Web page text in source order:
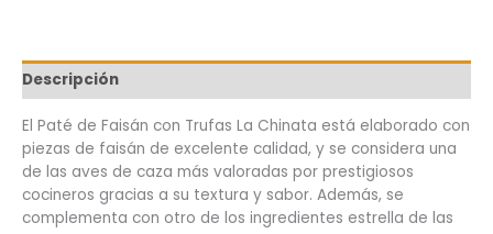
Descripción
El Paté de Faisán con Trufas La Chinata está elaborado con
piezas de faisán de excelente calidad, y se considera una
de las aves de caza más valoradas por prestigiosos
cocineros gracias a su textura y sabor. Además, se
complementa con otro de los ingredientes estrella de las